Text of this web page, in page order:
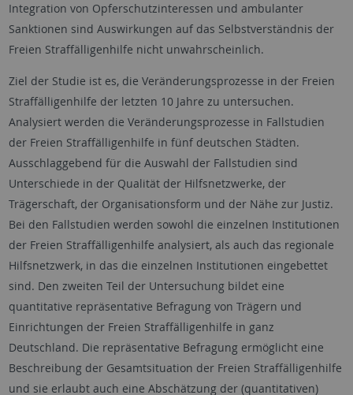
Integration von Opferschutzinteressen und ambulanter
Sanktionen sind Auswirkungen auf das Selbstverständnis der
Freien Straffälligenhilfe nicht unwahrscheinlich.
Ziel der Studie ist es, die Veränderungsprozesse in der Freien
Straffälligenhilfe der letzten 10 Jahre zu untersuchen.
Analysiert werden die Veränderungsprozesse in Fallstudien
der Freien Straffälligenhilfe in fünf deutschen Städten.
Ausschlaggebend für die Auswahl der Fallstudien sind
Unterschiede in der Qualität der Hilfsnetzwerke, der
Trägerschaft, der Organisationsform und der Nähe zur Justiz.
Bei den Fallstudien werden sowohl die einzelnen Institutionen
der Freien Straffälligenhilfe analysiert, als auch das regionale
Hilfsnetzwerk, in das die einzelnen Institutionen eingebettet
sind. Den zweiten Teil der Untersuchung bildet eine
quantitative repräsentative Befragung von Trägern und
Einrichtungen der Freien Straffälligenhilfe in ganz
Deutschland. Die repräsentative Befragung ermöglicht eine
Beschreibung der Gesamtsituation der Freien Straffälligenhilfe
und sie erlaubt auch eine Abschätzung der (quantitativen)